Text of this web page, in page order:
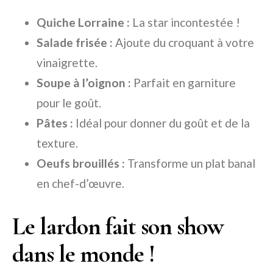
Quiche Lorraine : La star incontestée !
Salade frisée : Ajoute du croquant à votre
vinaigrette.
Soupe à l’oignon : Parfait en garniture
pour le goût.
Pâtes : Idéal pour donner du goût et de la
texture.
Oeufs brouillés : Transforme un plat banal
en chef-d’œuvre.
Le lardon fait son show
dans le monde !